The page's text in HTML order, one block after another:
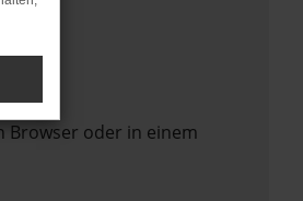
Browser oder in einem